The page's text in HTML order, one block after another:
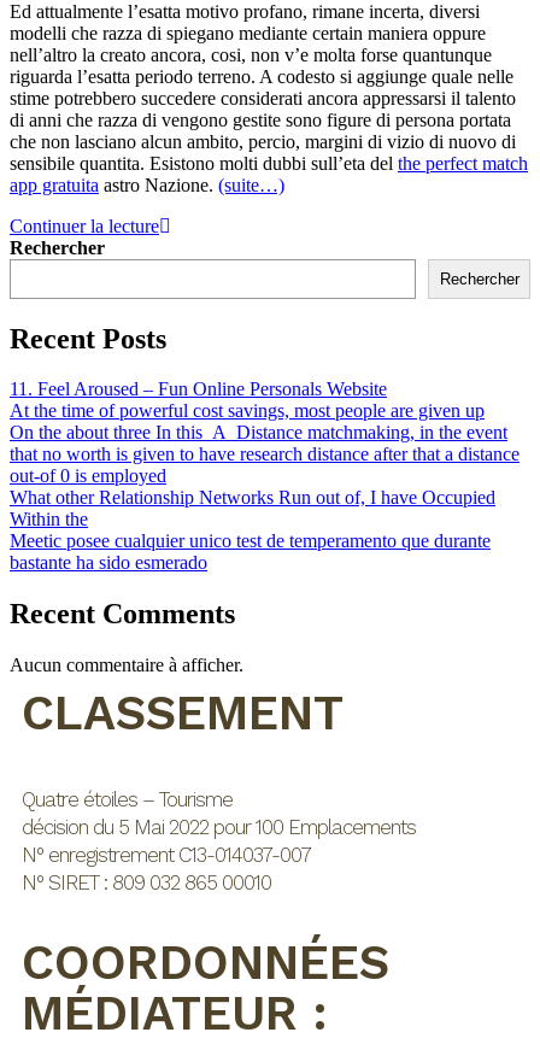
Ed attualmente l’esatta motivo profano, rimane incerta, diversi
modelli che razza di spiegano mediante certain maniera oppure
nell’altro la creato ancora, cosi, non v’e molta forse quantunque
riguarda l’esatta periodo terreno. A codesto si aggiunge quale nelle
stime potrebbero succedere considerati ancora appressarsi il talento
di anni che razza di vengono gestite sono figure di persona portata
che non lasciano alcun ambito, percio, margini di vizio di nuovo di
sensibile quantita. Esistono molti dubbi sull’eta del the perfect match
app gratuita astro Nazione. (suite…)
Continuer la lecture
Rechercher
Rechercher
Recent Posts
11. Feel Aroused – Fun Online Personals Website
At the time of powerful cost savings, most people are given up
On the about three In this_A_Distance matchmaking, in the event
that no worth is given to have research distance after that a distance
out-of 0 is employed
What other Relationship Networks Run out of, I have Occupied
Within the
Meetic posee cualquier unico test de temperamento que durante
bastante ha sido esmerado
Recent Comments
Aucun commentaire à afficher.
CLASSEMENT
Quatre étoiles – Tourisme
décision du 5 Mai 2022 pour 100 Emplacements
N° enregistrement C13-014037-007
N° SIRET : 809 032 865 00010
COORDONNÉES
MÉDIATEUR :